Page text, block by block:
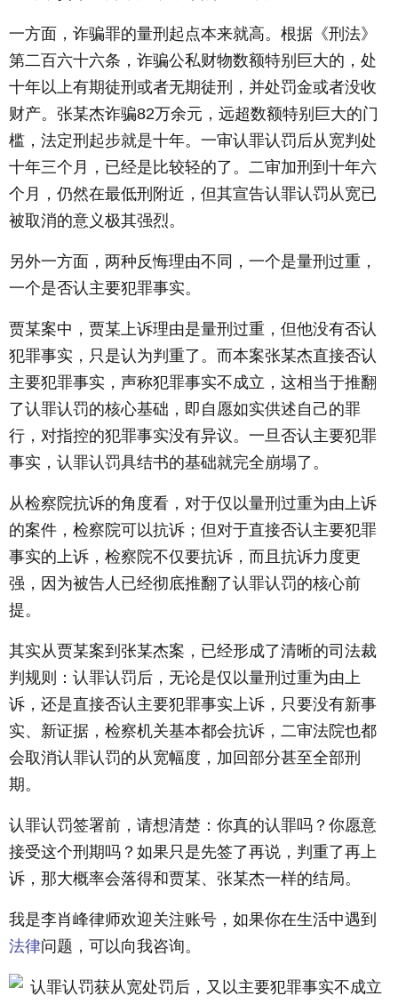
一方面，诈骗罪的量刑起点本来就高。根据《刑法》
第二百六十六条，诈骗公私财物数额特别巨大的，处
十年以上有期徒刑或者无期徒刑，并处罚金或者没收
财产。张某杰诈骗82万余元，远超数额特别巨大的门
槛，法定刑起步就是十年。一审认罪认罚后从宽判处
十年三个月，已经是比较轻的了。二审加刑到十年六
个月，仍然在最低刑附近，但其宣告认罪认罚从宽已
被取消的意义极其强烈。
另外一方面，两种反悔理由不同，一个是量刑过重，
一个是否认主要犯罪事实。
贾某案中，贾某上诉理由是量刑过重，但他没有否认
犯罪事实，只是认为判重了。而本案张某杰直接否认
主要犯罪事实，声称犯罪事实不成立，这相当于推翻
了认罪认罚的核心基础，即自愿如实供述自己的罪
行，对指控的犯罪事实没有异议。一旦否认主要犯罪
事实，认罪认罚具结书的基础就完全崩塌了。
从检察院抗诉的角度看，对于仅以量刑过重为由上诉
的案件，检察院可以抗诉；但对于直接否认主要犯罪
事实的上诉，检察院不仅要抗诉，而且抗诉力度更
强，因为被告人已经彻底推翻了认罪认罚的核心前
提。
其实从贾某案到张某杰案，已经形成了清晰的司法裁
判规则：认罪认罚后，无论是仅以量刑过重为由上
诉，还是直接否认主要犯罪事实上诉，只要没有新事
实、新证据，检察机关基本都会抗诉，二审法院也都
会取消认罪认罚的从宽幅度，加回部分甚至全部刑
期。
认罪认罚签署前，请想清楚：你真的认罪吗？你愿意
接受这个刑期吗？如果只是先签了再说，判重了再上
诉，那大概率会落得和贾某、张某杰一样的结局。
我是李肖峰律师欢迎关注账号，如果你在生活中遇到
法律问题，可以向我咨询。